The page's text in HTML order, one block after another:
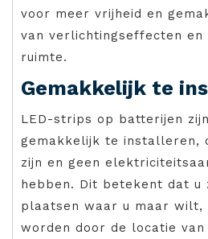
voor meer vrijheid en
van verlichtingseffecten en
ruimte.
Gemakkelijk te
LED-strips op batterijen
gemakkelijk te installeren,
zijn en geen
hebben. Dit betekent dat u
plaatsen waar u maar
worden door de locatie